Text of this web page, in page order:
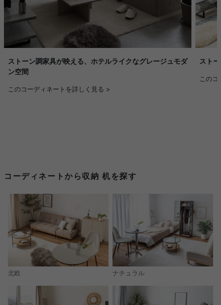
ストーン調家具が映える、ホテルライクなグレージュモダ
ン空間
このコーディネートを詳しく見る >
スト
この
コーディネートから収納 机を探す
北欧 ナチュラル